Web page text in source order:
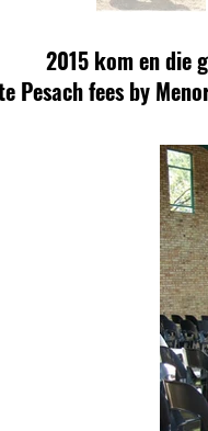
2015 kom en die
Pesach fees by